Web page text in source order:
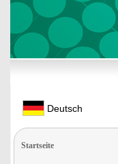
Deutsch
Startseite